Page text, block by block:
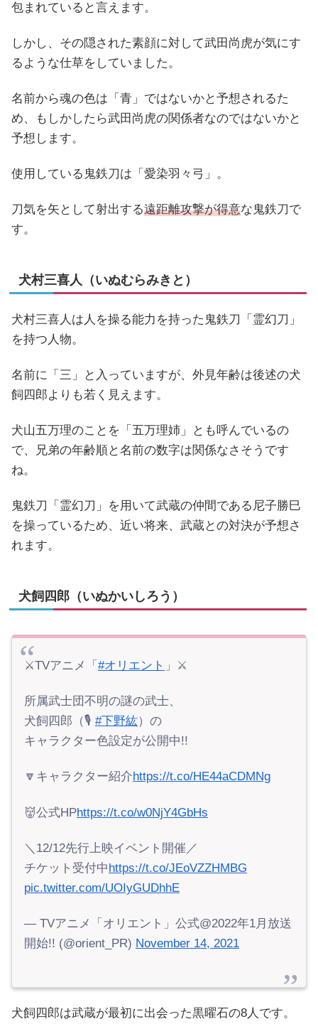
包まれていると言えます。
しかし、その隠された素顔に対して武田尚虎が気にす
るような仕草をしていました。
名前から魂の色は「青」ではないかと予想されるた
め、もしかしたら武田尚虎の関係者なのではないかと
予想します。
使用している鬼鉄刀は「愛染羽々弓」。
刀気を矢として射出する遠距離攻撃が得意な鬼鉄刀で
す。
犬村三喜人（いぬむらみきと）
犬村三喜人は人を操る能力を持った鬼鉄刀「霊幻刀」
を持つ人物。
名前に「三」と入っていますが、外見年齢は後述の犬
飼四郎よりも若く見えます。
犬山五万理のことを「五万理姉」とも呼んでいるの
で、兄弟の年齢順と名前の数字は関係なさそうです
ね。
鬼鉄刀「霊幻刀」を用いて武蔵の仲間である尼子勝巳
を操っているため、近い将来、武蔵との対決が予想さ
れます。
犬飼四郎（いぬかいしろう）
⚔TVアニメ「 #オリエント 」⚔
所属武士団不明の謎の武士、
犬飼四郎（🎙 #下野紘）の
キャラクター色設定が公開中!!
🔽キャラクター紹介https://t.co/HE44aCDMNg
👹公式HPhttps://t.co/w0NjY4GbHs
＼12/12先行上映イベント開催／
チケット受付中https://t.co/JEoVZZHMBG
pic.twitter.com/UOIyGUDhhE
— TVアニメ「オリエント」公式@2022年1月放送
開始!! (@orient_PR) November 14, 2021
犬飼四郎は武蔵が最初に出会った黒曜石の8人です。